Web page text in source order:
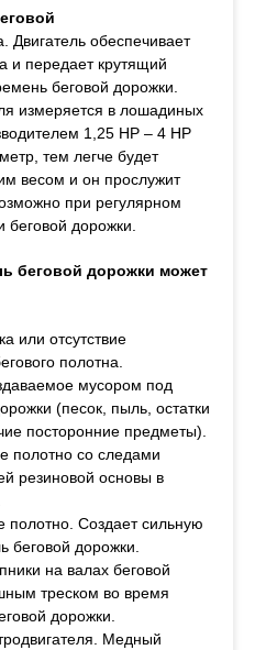
Двигатель обеспечивает
и передает крутящий
беговой дорожки.
измеряется в лошадиных
1,25 HP – 4 HP
тем легче будет
весом и он прослужит
при регулярном
беговой дорожки.
беговой дорожки может
или отсутствие
полотна.
мусором под
(песок, пыль, остатки
посторонние предметы).
полотно со следами
резиновой основы в
полотно. Создает сильную
беговой дорожки.
на валах беговой
треском во время
дорожки.
Медный